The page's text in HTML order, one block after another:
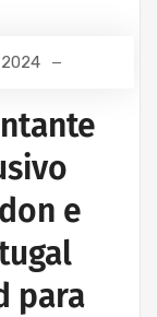
2024
e
para